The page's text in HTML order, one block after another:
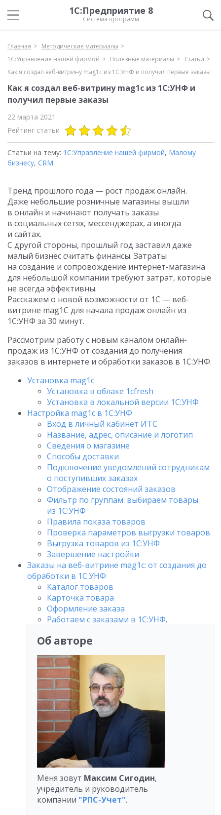
1С:Предприятие 8
Система программ
Главная
Методические материалы
1С:Управление нашей фирмой
Полезные материалы
Статьи
Как я создал веб-витрину mag1с из 1С:УНФ и получил первые заказы
Как я создал веб-витрину mag1с из 1С:УНФ и
получил первые заказы
22 марта 2021
Рейтинг статьи
Статьи на тему: 1С:Управление нашей фирмой, Малому
бизнесу, CRM
Тренд прошлого года — рост продаж онлайн.
Даже небольшие розничные магазины вышли
в онлайн и начинают получать заказы
в социальных сетях, мессенджерах, а иногда
и сайтах.
С другой стороны, прошлый год заставил даже
малый бизнес считать финансы. Затраты
на создание и сопровождение интернет-магазина
для небольшой компании требуют затрат, которые
не всегда эффективны.
Расскажем о новой возможности от 1С — веб-
витрине mag1С для начала продаж онлайн из
1С:УНФ за 30 минут.
Рассмотрим работу с новым каналом онлайн-
продаж из 1С:УНФ от создания до получения
заказов в интернете и обработки заказов в 1С:УНФ.
Установка mag1c
Установка в облаке 1сfresh
Установка в локальной версии 1С:УНФ
Настройка mag1c в 1С:УНФ
Вход в личный кабинет ИТС
Название, адрес, описание и логотип
Сведения о магазине
Способы доставки
Подключение уведомлений сотрудникам
о поступивших заказах
Отображение состояний заказов
Фильтр по группам: выбираем товары
из 1С:УНФ
Правила показа товаров
Проверка параметров выгрузки товаров
Выгрузка товаров из 1С:УНФ
Завершение настройки
Заказы на веб-витрине mag1c: от создания до
обработки в 1С:УНФ
Каталог товаров
Карточка товара
Оформление заказа
Работаем с заказами в 1С:УНФ.
Об авторе
Меня зовут Максим Сигодин,
учредитель и руководитель
компании "РПС-Учет".